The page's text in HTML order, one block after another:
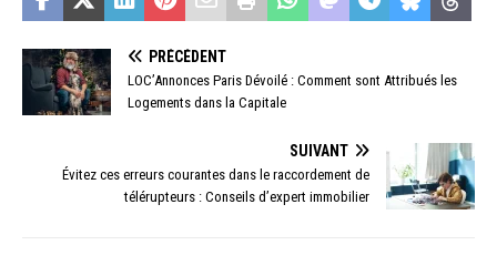
PRÉCÉDENT
LOC’Annonces Paris Dévoilé : Comment sont Attribués les
Logements dans la Capitale
SUIVANT
Évitez ces erreurs courantes dans le raccordement de
télérupteurs : Conseils d’expert immobilier